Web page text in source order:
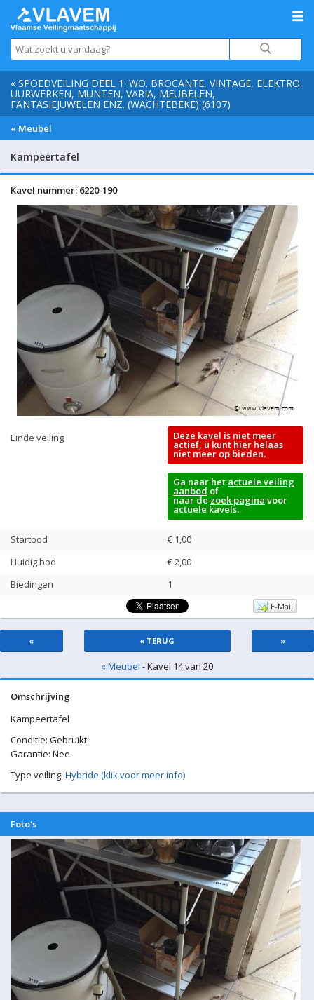
« SPOEDVEILING DEEL 1: WO. BROCANTE, VINTAGE, ELEKTRO,
UURWERKEN, MUNTEN, VARIA, MEUBELEN,
FANTASIEJUWELEN ENZ. (WACHTEBEKE) (6107)
« Meubel
Kampeertafel
Kavel nummer: 6220-190
Einde veiling Deze kavel is niet meer
actief, u kunt hier helaas
niet meer op bieden.
Ga naar het actuele veiling
aanbod of
naar de zoek pagina voor
actuele kavels.
Startbod
€ 1,00
Huidig bod
€2,00
Biedingen
1
E-Mail
« « TERUG »
« Meubel - Kavel 14 van 20
Omschrijving
Kampeertafel
Conditie: Gebruikt
Garantie: Nee
Type veiling: Hybride (klik voor meer info)
Foto's